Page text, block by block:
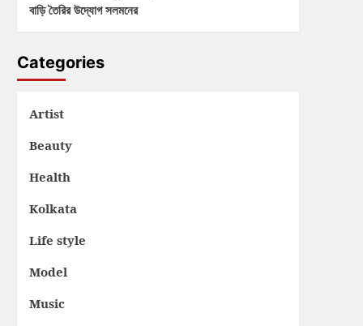
বাড়ি তৈরির উদ্যোগ সলমনের
Categories
Artist
Beauty
Health
Kolkata
Life style
Model
Music